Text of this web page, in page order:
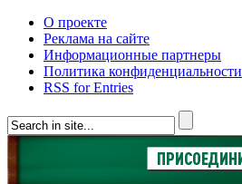
О проекте
Реклама на сайте
Информационные партнеры
Политика конфиденциальности
RSS for Entries